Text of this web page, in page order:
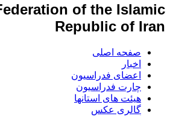
of the Islamic
Republic of Iran
صفحه اصلی
اخبار
اعضای فدراسیون
چارت فدراسیون
هیئت های استانها
گالری عکس